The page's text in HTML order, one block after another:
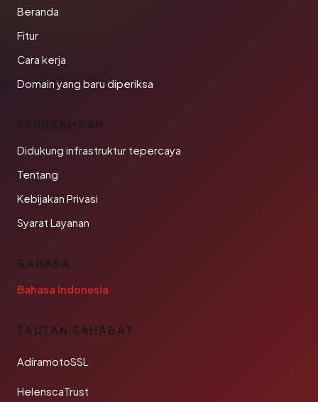
Beranda
Fitur
Cara kerja
Domain yang baru diperiksa
PERUSAHAAN
Didukung infrastruktur tepercaya
Tentang
Kebijakan Privasi
Syarat Layanan
BAHASA
Bahasa Indonesia
TAUTAN SAHABAT
AdiramotoSSL
HelenscaTrust